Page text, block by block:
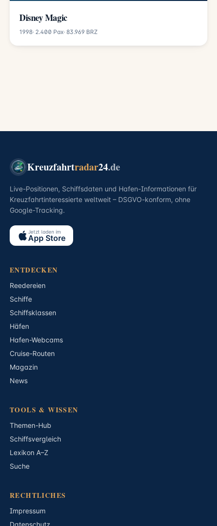
Disney Magic
1998· 2.400 Pax· 83.969 BRZ
Kreuzfahrtradar24.de
Live-Positionen, Schiffsdaten und Hafen-Informationen für
Kreuzfahrtinteressierte weltweit – DSGVO-konform, ohne
Google-Tracking.
Jetzt laden im
App Store
ENTDECKEN
Reedereien
Schiffe
Schiffsklassen
Häfen
Hafen-Webcams
Cruise-Routen
Magazin
News
TOOLS & WISSEN
Themen-Hub
Schiffsvergleich
Lexikon A–Z
Suche
RECHTLICHES
Impressum
Datenschutz